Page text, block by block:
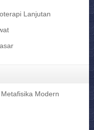
Lanjutan
Modern